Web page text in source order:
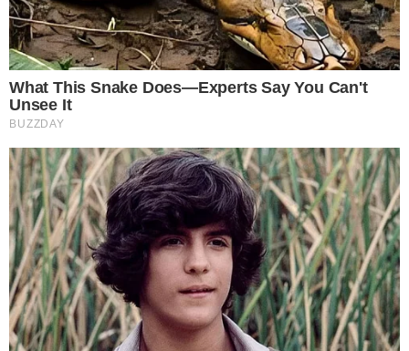
ใช้ผงเบกกิ้งโซดาโรยให้ทั่วทั้งด้านนอกและด้านในแล้วเทน้ำร้อนจัด
ตามลงไป แช่น้ำร้อนกับเบกกิ้งโซดาเอาไว้อย่ างน้อย 1 ชั่ วโมงแล้ว
จึงนำมาขัด แล้วล้างให้สะอาด